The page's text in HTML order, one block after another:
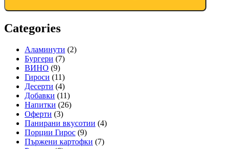
Categories
Аламинути (2)
Бургери (7)
ВИНО (9)
Гироси (11)
Десерти (4)
Добавки (11)
Напитки (26)
Оферти (3)
Панирани вкусотии (4)
Порции Гирос (9)
Пържени картофки (7)